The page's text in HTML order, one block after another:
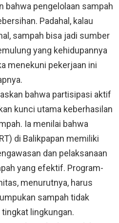
bahwa pengelolaan sampah
Padahal, kalau
sampah bisa jadi sumber
yang kehidupannya
menekuni pekerjaan ini
bahwa partisipasi aktif
kunci utama keberhasilan
Ia menilai bahwa
di Balikpapan memiliki
dan pelaksanaan
yang efektif. Program-
menurutnya, harus
sampah tidak
lingkungan.